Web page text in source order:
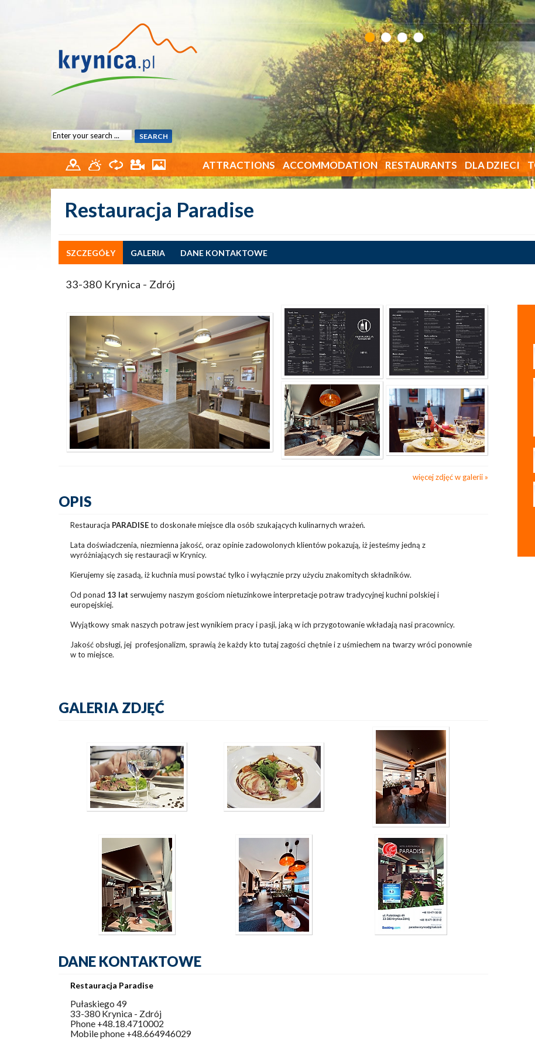
ATTRACTIONS ACCOMMODATION RESTAURANTS DLA DZIECI
Restauracja Paradise
SZCZEGÓŁY GALERIA DANE KONTAKTOWE
33-380 Krynica - Zdrój
więcej zdjęć w galerii
OPIS
Restauracja PARADISEto doskonałe miejsce dla osób szukających kulinarnych wrażeń.
Lata doświadczenia, niezmienna jakość, oraz opinie zadowolonych klientów pokazują, iż jesteśmy jedną z
wyróżniających się restauracji w Krynicy.
Kierujemy się zasadą, iż kuchnia musi powstać tylko i wyłącznie przy użyciu znakomitych składników.
Od ponad 13 lat serwujemy naszym gościom nietuzinkowe interpretacje potraw tradycyjnej kuchni polskiej i
europejskiej.
Wyjątkowy smak naszych potraw jest wynikiem pracy i pasji, jaką w ich przygotowanie wkładają nasi pracownicy.
Jakość obsługi, jej profesjonalizm, sprawią że każdy kto tutaj zagości chętnie i z uśmiechem na twarzy wróci ponownie
w to miejsce.
GALERIA ZDJĘĆ
DANE KONTAKTOWE
Restauracja Paradise
Pułaskiego 49
33-380 Krynica - Zdrój
Phone +48.18.4710002
Mobile phone +48.664946029